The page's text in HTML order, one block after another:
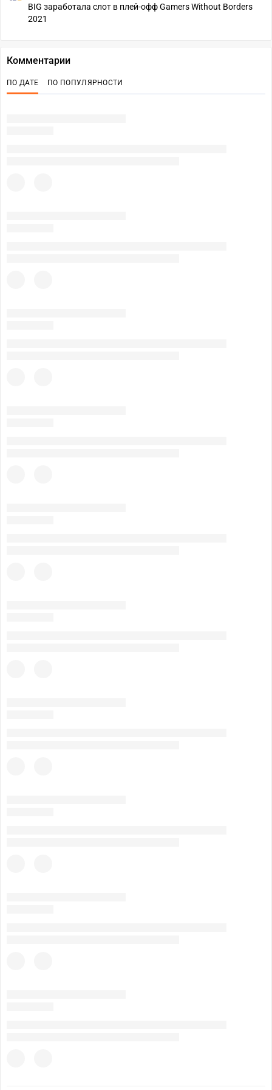
BIG заработала слот в плей-офф Gamers Without Borders
2021
Комментарии
ПО ДАТЕ ПО ПОПУЛЯРНОСТИ